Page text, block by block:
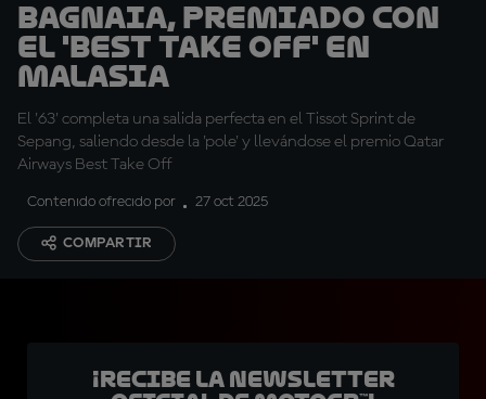
Bagnaia, premiado con
el 'Best Take Off' en
Malasia
El '63' completa una salida perfecta en el Tissot Sprint de
Sepang, saliendo desde la 'pole' y llevándose el premio Qatar
Airways Best Take Off
Contenido ofrecido por 27 oct 2025
COMPARTIR
¡Recibe la Newsletter